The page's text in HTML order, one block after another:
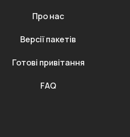
Про нас
Версії пакетів
Готові привітання
FAQ